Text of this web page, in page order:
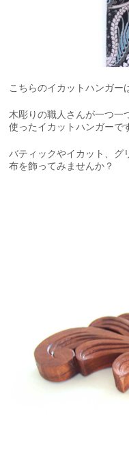
こちらのイカットハンガー
木彫りの職人さんが一つ一
使ったイカットハンガーで
バティックやイカット、グ
布を飾ってみませんか？